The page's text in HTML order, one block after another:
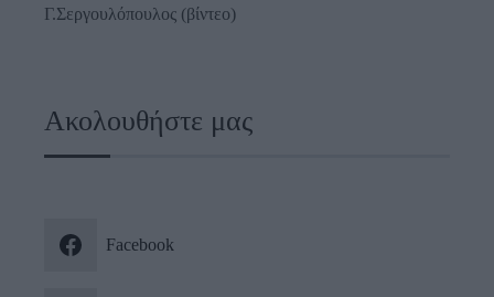
Γ.Σεργουλόπουλος (βίντεο)
Ακολουθήστε μας
Facebook